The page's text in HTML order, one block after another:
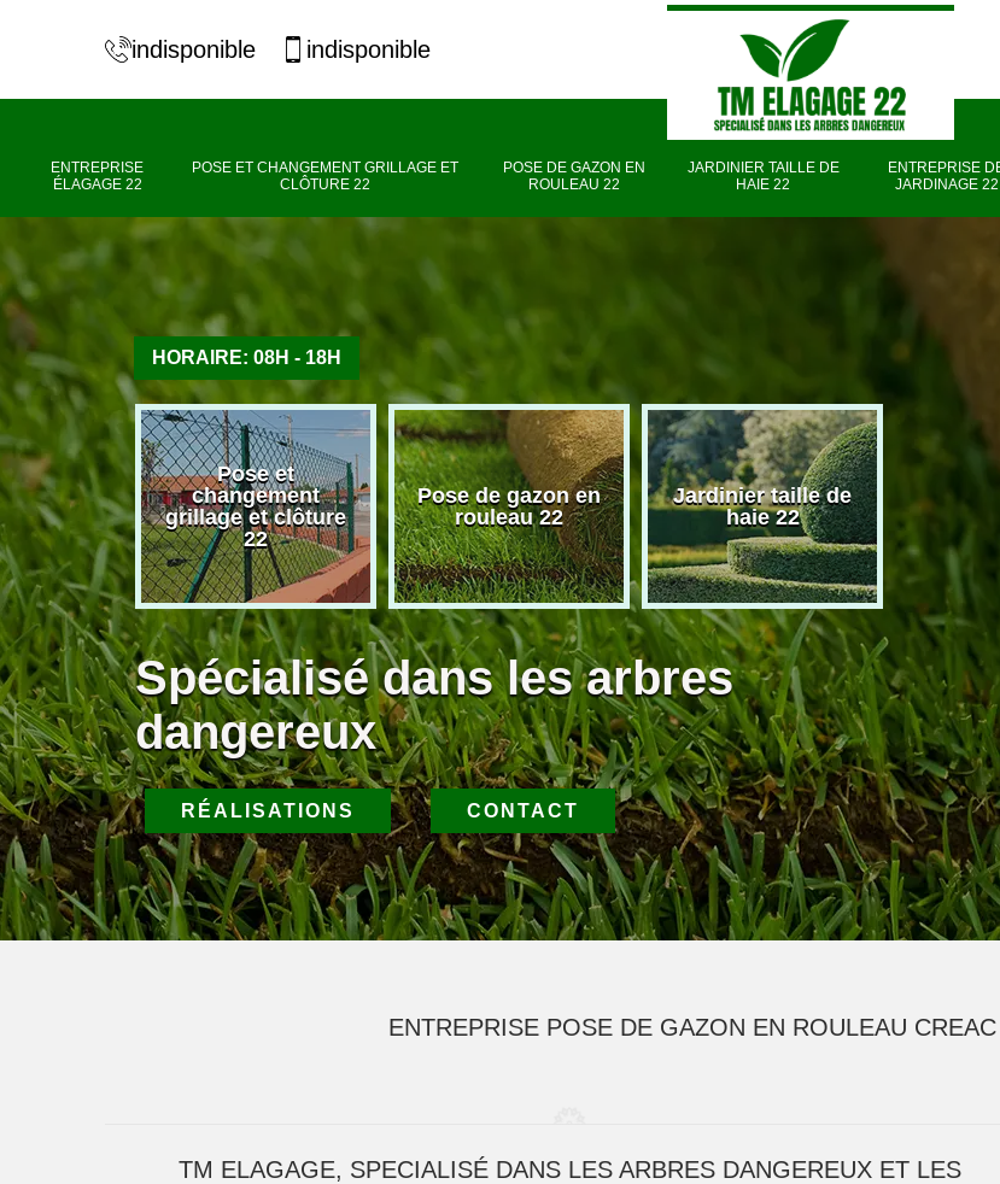
indisponible indisponible
ENTREPRISE
ÉLAGAGE 22
POSE ET CHANGEMENT GRILLAGE ET
CLÔTURE 22
POSE DE GAZON EN
ROULEAU 22
JARDINIER TAILLE DE
HAIE 22
ENTREPRISE
JARDINAGE 22
HORAIRE: 08H - 18H
élagage
Pose et
changement
grillage et clôture
22
Pose de gazon en
rouleau 22
Jardinier taille de
haie 22
Spécialisé dans les arbres
dangereux
RÉALISATIONS CONTACT
ENTREPRISE POSE DE GAZON EN ROULEAU
TM ELAGAGE, SPECIALISÉ DANS LES ARBRES DANGEREUX ET LES